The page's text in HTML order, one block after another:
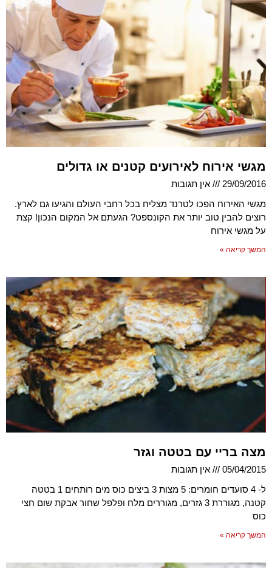
מגשי אירוח לאירועים קטנים או גדולים
29/09/2016
אין תגובות
מגשי האירוח הפכו לטרנד מצליח בכל רחבי העולם והגיעו גם לארץ.
רוצים להבין טוב יותר את הקונספט? הגעתם אל המקום הנכון! קצת
על מגשי אירוח
המשך קריאה »
מצה בריי עם בטטה וגזר
05/04/2015
אין תגובות
ל- 4 סועדים חומרים: 5 מצות 3 ביצים כוס מים רותחים 1 בטטה
קטנה, מגוררת 3 גזרים, מגוררים מלח ופלפל שחור אבקת שום חצי
כוס
המשך קריאה »